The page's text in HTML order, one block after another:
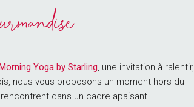
Yoga by Starling, une invitation à ralentir,
nous vous proposons un moment hors du
dans un cadre apaisant.